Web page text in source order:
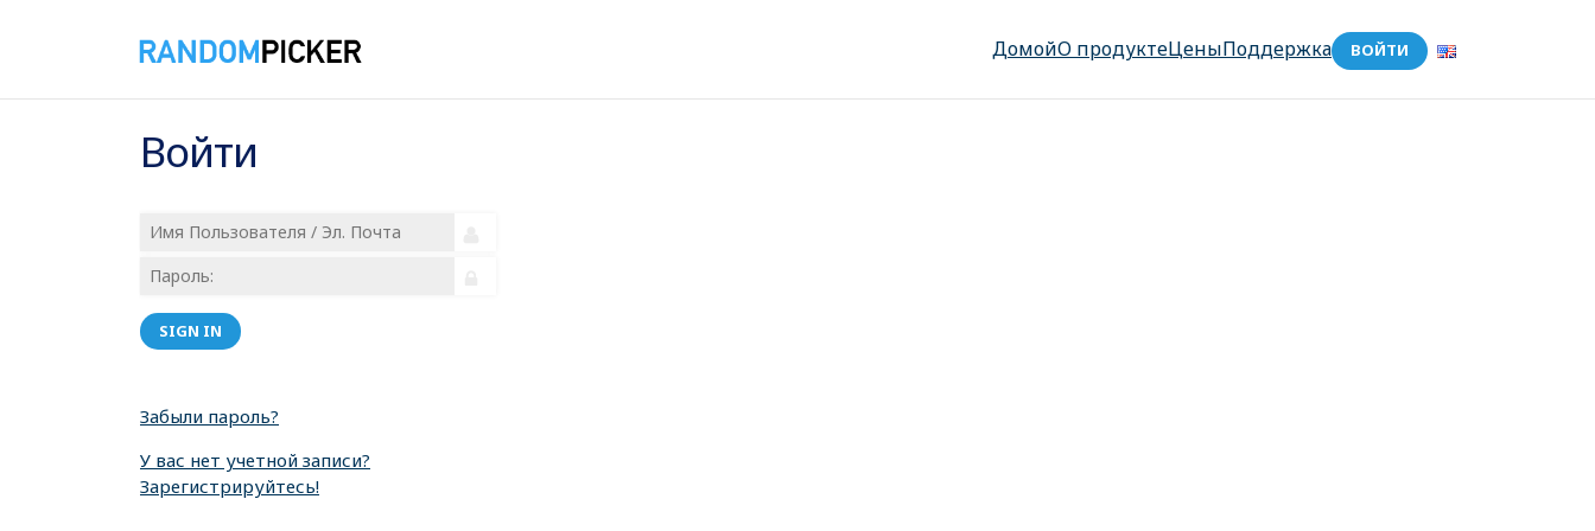
ДомойО продуктеЦеныПоддержка ВОЙТИ
Войти
SIGN IN
Забыли пароль?
У вас нет учетной записи?
Зарегистрируйтесь!